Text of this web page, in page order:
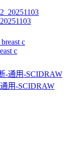
c
用-SCIDRAW